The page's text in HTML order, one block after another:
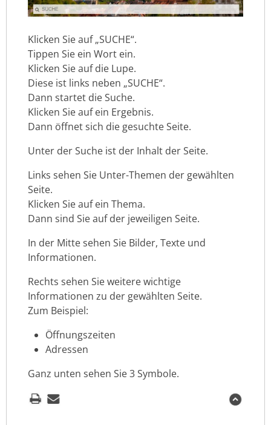
Klicken Sie auf „SUCHE“.
Tippen Sie ein Wort ein.
Klicken Sie auf die Lupe.
Diese ist links neben „SUCHE“.
Dann startet die Suche.
Klicken Sie auf ein Ergebnis.
Dann öffnet sich die gesuchte Seite.
Unter der Suche ist der Inhalt der Seite.
Links sehen Sie Unter-Themen der gewählten
Seite.
Klicken Sie auf ein Thema.
Dann sind Sie auf der jeweiligen Seite.
In der Mitte sehen Sie Bilder, Texte und
Informationen.
Rechts sehen Sie weitere wichtige
Informationen zu der gewählten Seite.
Zum Beispiel:
Öffnungszeiten
Adressen
Ganz unten sehen Sie 3 Symbole.